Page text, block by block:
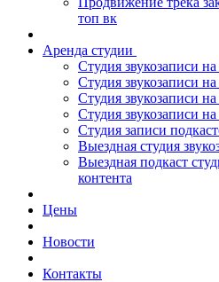
топ вк
Аренда студии
Студия звукозаписи
Студия звукозаписи
Студия звукозаписи
Студия звукозаписи
Студия записи
Выездная студия
Выездная подкаст
контента
Цены
Новости
Контакты